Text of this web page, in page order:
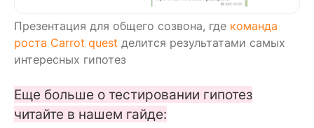
Презентация для общего созвона, где команда
роста Carrot quest делится результатами самых
интересных гипотез
Еще больше о тестировании гипотез
читайте в нашем гайде: